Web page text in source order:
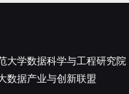
大学数据科学与工程研究院
数据产业与创新联盟